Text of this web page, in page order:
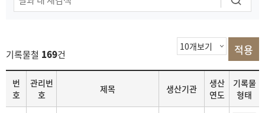
기록물철 169건
목
록
번
호
관리번
호
제목 생산기관
생산
연도
기록물
형태